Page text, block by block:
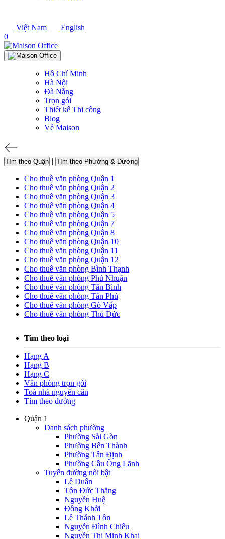
Việt Nam
English
0
Hồ Chí Minh
Hà Nội
Đà Nẵng
Trọn gói
Thiết kế Thi công
Blog
Về Maison
Tìm theo Quận | Tìm theo Phường & Đường
Cho thuê văn phòng Quận 1
Cho thuê văn phòng Quận 2
Cho thuê văn phòng Quận 3
Cho thuê văn phòng Quận 4
Cho thuê văn phòng Quận 5
Cho thuê văn phòng Quận 7
Cho thuê văn phòng Quận 8
Cho thuê văn phòng Quận 10
Cho thuê văn phòng Quận 11
Cho thuê văn phòng Quận 12
Cho thuê văn phòng Bình Thạnh
Cho thuê văn phòng Phú Nhuận
Cho thuê văn phòng Tân Bình
Cho thuê văn phòng Tân Phú
Cho thuê văn phòng Gò Vấp
Cho thuê văn phòng Thủ Đức
Tìm theo loại
Hạng A
Hạng B
Hạng C
Văn phòng trọn gói
Toà nhà nguyên căn
Tìm theo đường
Quận 1
Danh sách phường
Phường Sài Gòn
Phường Bến Thành
Phường Tân Định
Phường Cầu Ông Lãnh
Tuyến đường nổi bật
Lê Duẩn
Tôn Đức Thắng
Nguyễn Huệ
Đồng Khởi
Lê Thánh Tôn
Nguyễn Đình Chiểu
Nguyễn Thị Minh Khai